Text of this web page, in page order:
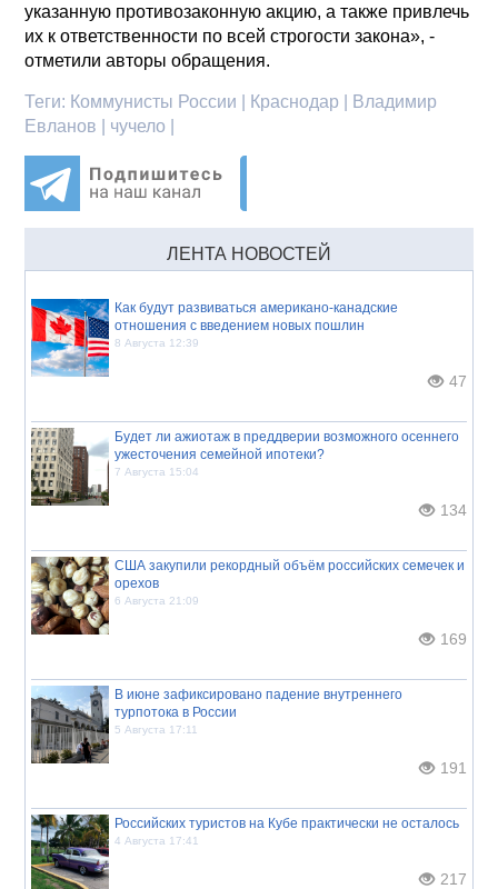
указанную противозаконную акцию, а также привлечь
их к ответственности по всей строгости закона», -
отметили авторы обращения.
Теги: Коммунисты России | Краснодар | Владимир
Евланов | чучело |
ЛЕНТА НОВОСТЕЙ
Как будут развиваться американо-канадские
отношения с введением новых пошлин
8 Августа 12:39
47
Будет ли ажиотаж в преддверии возможного осеннего
ужесточения семейной ипотеки?
7 Августа 15:04
134
США закупили рекордный объём российских семечек и
орехов
6 Августа 21:09
169
В июне зафиксировано падение внутреннего
турпотока в России
5 Августа 17:11
191
Российских туристов на Кубе практически не осталось
4 Августа 17:41
217